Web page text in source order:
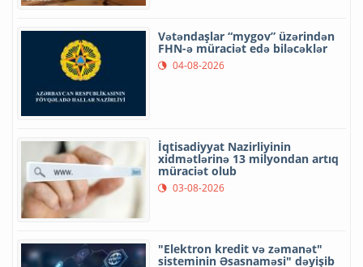
Vətəndaşlar “mygov” üzərindən
FHN-ə müraciət edə biləcəklər
04-08-2026
İqtisadiyyat Nazirliyinin
xidmətlərinə 13 milyondan artıq
müraciət olub
03-08-2026
"Elektron kredit və zəmanət"
sisteminin Əsasnaməsi" dəyişib